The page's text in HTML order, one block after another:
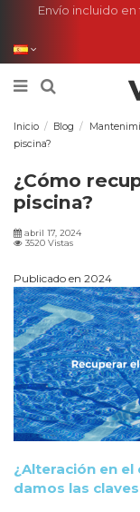
Envío incluido
Inicio Blog
piscina?
¿Cómo
piscina?
abril 17, 2024
3520 Vistas
Publicado en 2024
¿Alteración en
damos las